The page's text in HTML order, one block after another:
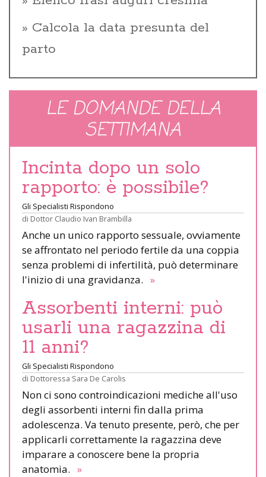
Calcola la data presunta del
parto
LE DOMANDE DELLA
SETTIMANA
Incinta dopo un solo
rapporto: è possibile?
Gli Specialisti Rispondono
di Dottor Claudio Ivan Brambilla
Anche un unico rapporto sessuale, ovviamente
se affrontato nel periodo fertile da una coppia
senza problemi di infertilità, può determinare
l'inizio di una gravidanza. »
Assorbenti interni: può
usarli una ragazzina di
11 anni?
Gli Specialisti Rispondono
di Dottoressa Sara De Carolis
Non ci sono controindicazioni mediche all'uso
degli assorbenti interni fin dalla prima
adolescenza. Va tenuto presente, però, che per
applicarli correttamente la ragazzina deve
imparare a conoscere bene la propria
anatomia. »